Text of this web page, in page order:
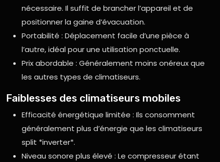
nécessaire. Il suffit de brancher l’appareil et de
positionner la gaine d’évacuation.
Portabilité : Déplacement facile d’une pièce à
l’autre, idéal pour une utilisation ponctuelle.
Prix abordable : Généralement moins onéreux que
les autres types de climatiseurs.
Faiblesses des climatiseurs mobiles
Efficacité énergétique limitée : Ils consomment
généralement plus d’énergie que les climatiseurs
split *inverter*.
Niveau sonore plus élevé : Le compresseur étant